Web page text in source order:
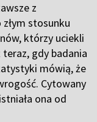
z
stosunku
którzy uciekli
gdy badania
mówią, że
Cytowany
istniała ona od